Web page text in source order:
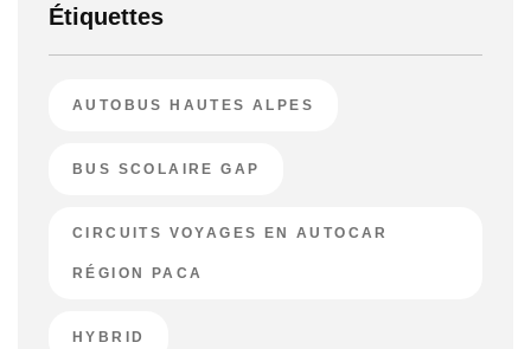
Étiquettes
AUTOBUS HAUTES ALPES
BUS SCOLAIRE GAP
CIRCUITS VOYAGES EN AUTOCAR
RÉGION PACA
HYBRID